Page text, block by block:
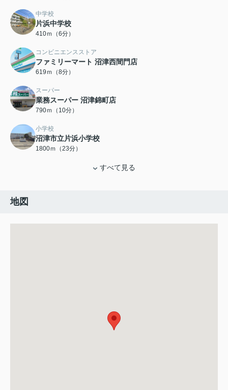
中学校
片浜中学校
410ｍ（6分）
コンビニエンスストア
ファミリーマート 沼津西間門店
619ｍ（8分）
スーパー
業務スーパー 沼津錦町店
790ｍ（10分）
小学校
沼津市立片浜小学校
1800ｍ（23分）
すべて見る
地図